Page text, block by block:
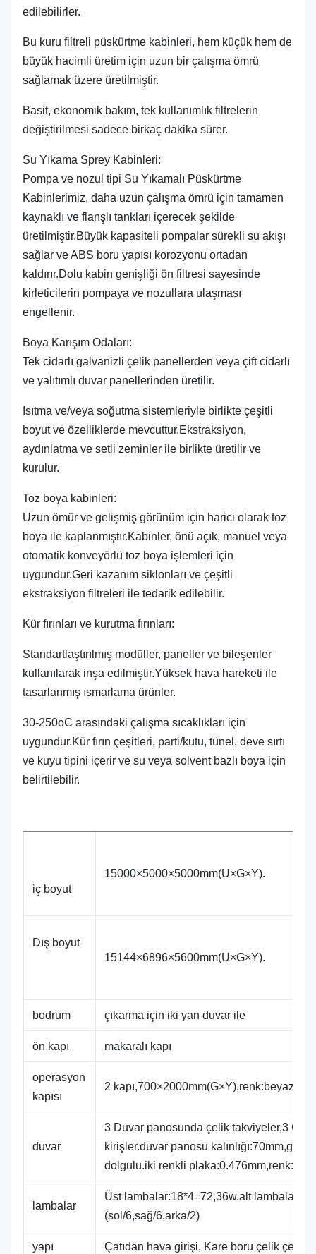
edilebilirler.
Bu kuru filtreli püskürtme kabinleri, hem küçük hem de
büyük hacimli üretim için uzun bir çalışma ömrü
sağlamak üzere üretilmiştir.
Basit, ekonomik bakım, tek kullanımlık filtrelerin
değiştirilmesi sadece birkaç dakika sürer.
Su Yıkama Sprey Kabinleri:
Pompa ve nozul tipi Su Yıkamalı Püskürtme
Kabinlerimiz, daha uzun çalışma ömrü için tamamen
kaynaklı ve flanşlı tankları içerecek şekilde
üretilmiştir.Büyük kapasiteli pompalar sürekli su akışı
sağlar ve ABS boru yapısı korozyonu ortadan
kaldırır.Dolu kabin genişliği ön filtresi sayesinde
kirleticilerin pompaya ve nozullara ulaşması
engellenir.
Boya Karışım Odaları:
Tek cidarlı galvanizli çelik panellerden veya çift cidarlı
ve yalıtımlı duvar panellerinden üretilir.
Isıtma ve/veya soğutma sistemleriyle birlikte çeşitli
boyut ve özelliklerde mevcuttur.Ekstraksiyon,
aydınlatma ve setli zeminler ile birlikte üretilir ve
kurulur.
Toz boya kabinleri:
Uzun ömür ve gelişmiş görünüm için harici olarak toz
boya ile kaplanmıştır.Kabinler, önü açık, manuel veya
otomatik konveyörlü toz boya işlemleri için
uygundur.Geri kazanım siklonları ve çeşitli
ekstraksiyon filtreleri ile tedarik edilebilir.
Kür fırınları ve kurutma fırınları:
Standartlaştırılmış modüller, paneller ve bileşenler
kullanılarak inşa edilmiştir.Yüksek hava hareketi ile
tasarlanmış ısmarlama ürünler.
30-250oC arasındaki çalışma sıcaklıkları için
uygundur.Kür fırın çeşitleri, parti/kutu, tünel, deve sırtı
ve kuyu tipini içerir ve su veya solvent bazlı boya için
belirtilebilir.
iç boyut
15000×5000×5000mm(U×G×Y).
Dış boyut
15144×6896×5600mm(U×G×Y).
bodrum çıkarma için iki yan duvar ile
ön kapı makaralı kapı
operasyon
kapısı
2 kapı,700×2000mm(G×Y),renk:beyaz
duvar
3 Duvar panosunda çelik takviyeler,3
kirişler.duvar panosu
dolgulu.iki renkli
lambalar
Üst lambalar:18*4=72,36w.alt
(sol/6,sağ/6,arka/2)
yapı Çatıdan hava girişi, Kare boru çelik